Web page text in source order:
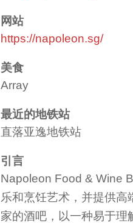
网站
https://napoleon.sg/
美食
Array
最近的地铁站
直落亚逸地铁站
引言
Napoleon Food & Wine
乐和烹饪艺术，并提供
家的酒吧，以一种易于